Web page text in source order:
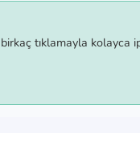
tıklamayla kolayca